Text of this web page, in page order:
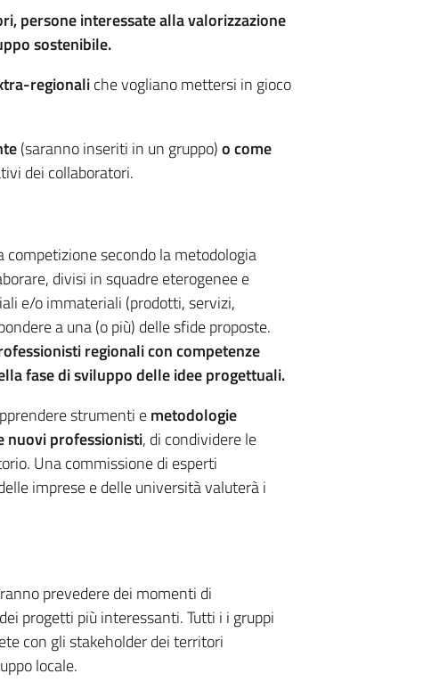
persone interessate alla valorizzazione
sostenibile.
regionaliche vogliano mettersi in gioco
(saranno inseriti in un gruppo)o come
dei collaboratori.
secondo la metodologia
divisi in squadre eterogenee e
e/o immateriali (prodotti, servizi,
a una (o più) delle sfide proposte.
regionali con competenze
fase di sviluppo delle idee progettuali.
strumenti emetodologie
nuovi professionisti, di condividere le
Una commissione di esperti
imprese e delle università valuterà i
prevedere dei momenti di
progetti più interessanti. Tutti i i gruppi
con gli stakeholder dei territori
locale.